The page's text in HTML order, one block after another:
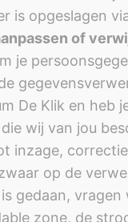
is opgeslagen
of
je
De Klik en heb
wij van jou
inzage,
op de
gedaan,
zone, de